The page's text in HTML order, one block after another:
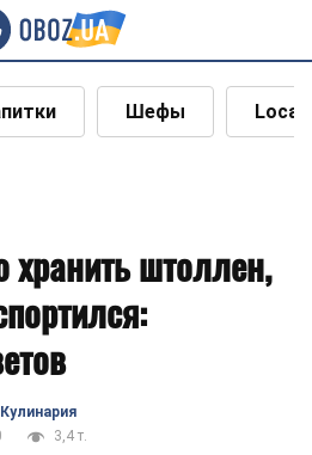
Шефы Local
хранить штоллен,
Кулинария
3,4 т.